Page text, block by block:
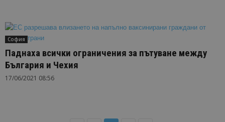
София
Паднаха всички ограничения за пътуване между
България и Чехия
17/06/2021 08:56